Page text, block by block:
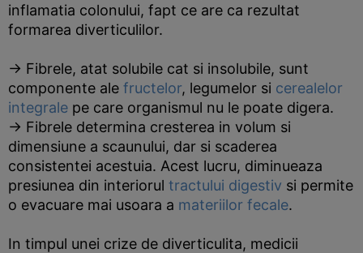
inflamatia colonului, fapt ce are ca rezultat
formarea diverticulilor.
→ Fibrele, atat solubile cat si insolubile, sunt
componente ale fructelor, legumelor si cerealelor
integrale pe care organismul nu le poate digera.
→ Fibrele determina cresterea in volum si
dimensiune a scaunului, dar si scaderea
consistentei acestuia. Acest lucru, diminueaza
presiunea din interiorul tractului digestiv si permite
o evacuare mai usoara a materiilor fecale.
In timpul unei crize de diverticulita, medicii